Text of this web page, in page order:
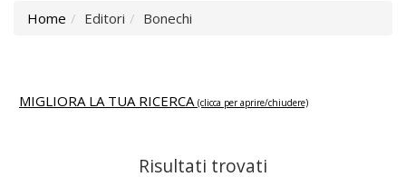
Home Editori Bonechi
MIGLIORA LA TUA RICERCA (clicca per aprire/chiudere)
Risultati trovati